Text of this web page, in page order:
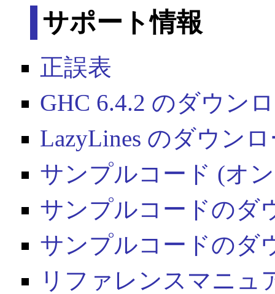
サポート情報
正誤表
GHC 6.4.2 のダウン
LazyLines のダウン
サンプルコード (オ
サンプルコードのダ
サンプルコードのダ
リファレンスマニュ